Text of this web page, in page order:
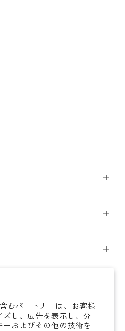
むパートナーは、お客様
し、広告を表示し、分
およびその他の技術を